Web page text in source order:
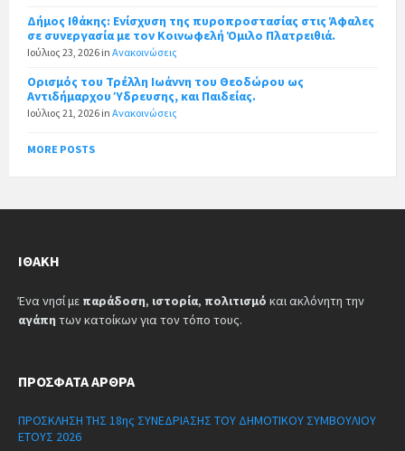
Δήμος Ιθάκης: Ενίσχυση της πυροπροστασίας στις Άφαλες
σε συνεργασία με τον Κοινωφελή Όμιλο Πλατρειθιά.
Ιούλιος 23, 2026 in Ανακοινώσεις
Ορισμός του Τρέλλη Ιωάννη του Θεοδώρου ως
Αντιδήμαρχου Ύδρευσης, και Παιδείας.
Ιούλιος 21, 2026 in Ανακοινώσεις
MORE POSTS
ΙΘΆΚΗ
Ένα νησί με παράδοση, ιστορία, πολιτισμό και ακλόνητη την
αγάπη των κατοίκων για τον τόπο τους.
ΠΡΌΣΦΑΤΑ ΆΡΘΡΑ
ΠΡΟΣΚΛΗΣΗ ΤΗΣ 18ης ΣΥΝΕΔΡΙΑΣΗΣ ΤΟΥ ΔΗΜΟΤΙΚΟΥ ΣΥΜΒΟΥΛΙΟΥ
ΕΤΟΥΣ 2026